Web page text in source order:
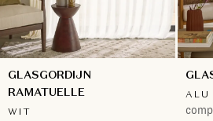
GLASGORDIJN
RAMATUELLE
WIT
ALU